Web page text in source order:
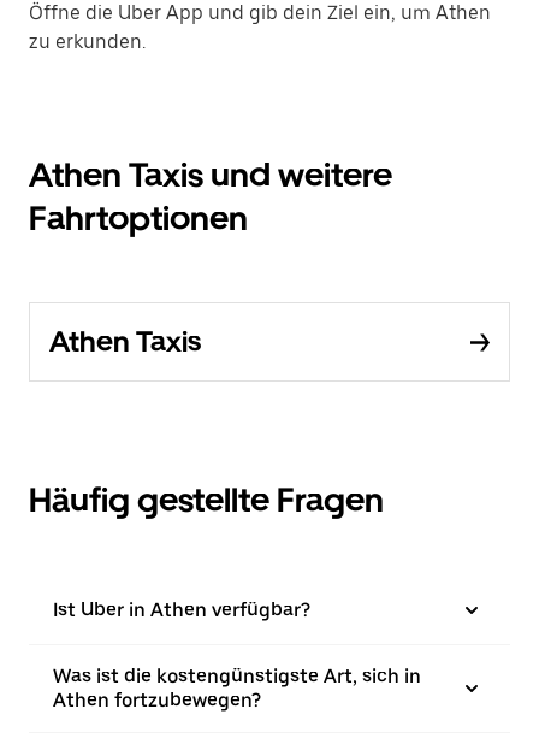
Öffne die Uber App und gib dein Ziel ein, um Athen
zu erkunden.
Athen Taxis und weitere
Fahrtoptionen
Athen Taxis
Häufig gestellte Fragen
Ist Uber in Athen verfügbar?
Was ist die kostengünstigste Art, sich in
Athen fortzubewegen?